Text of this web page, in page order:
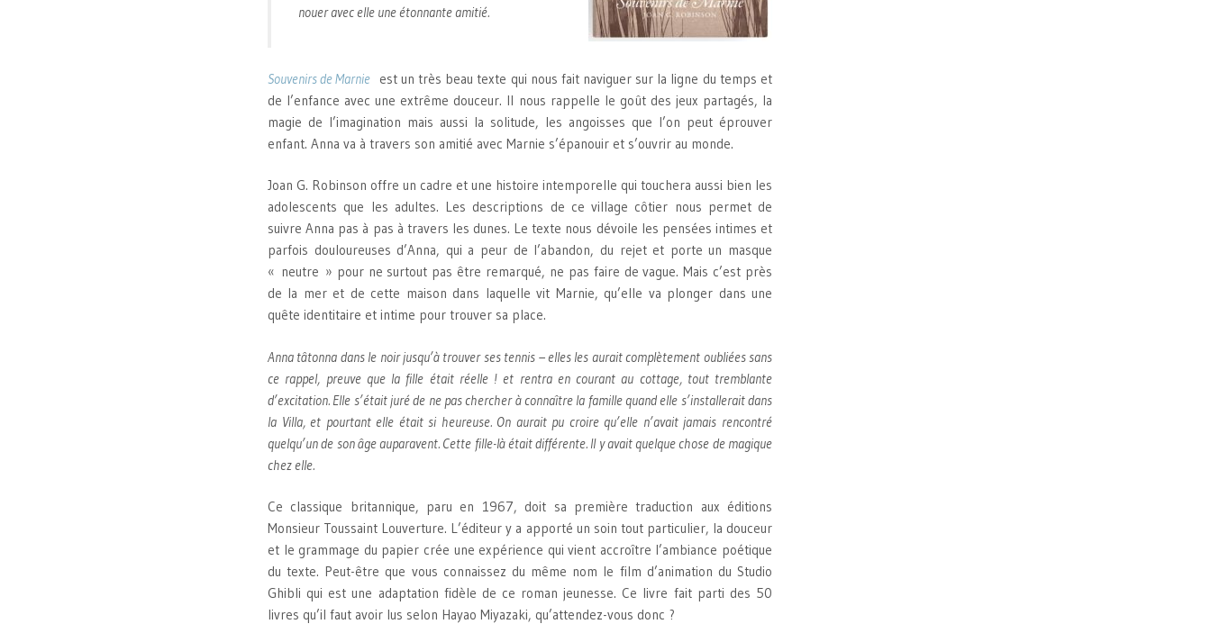
nouer avec elle une étonnante amitié.
Souvenirs de Marnie est un très beau texte qui nous fait naviguer sur la ligne du temps et
de l’enfance avec une extrême douceur. Il nous rappelle le goût des jeux partagés, la
magie de l’imagination mais aussi la solitude, les angoisses que l’on peut éprouver
enfant. Anna va à travers son amitié avec Marnie s’épanouir et s’ouvrir au monde.
Joan G. Robinson offre un cadre et une histoire intemporelle qui touchera aussi bien les
adolescents que les adultes. Les descriptions de ce village côtier nous permet de
suivre Anna pas à pas à travers les dunes. Le texte nous dévoile les pensées intimes et
parfois douloureuses d’Anna, qui a peur de l’abandon, du rejet et porte un masque
« neutre » pour ne surtout pas être remarqué, ne pas faire de vague. Mais c’est près
de la mer et de cette maison dans laquelle vit Marnie, qu’elle va plonger dans une
quête identitaire et intime pour trouver sa place.
Anna tâtonna dans le noir jusqu’à trouver ses tennis – elles les aurait complètement oubliées sans
ce rappel, preuve que la fille était réelle ! et rentra en courant au cottage, tout tremblante
d’excitation. Elle s’était juré de ne pas chercher à connaître la famille quand elle s’installerait dans
la Villa, et pourtant elle était si heureuse. On aurait pu croire qu’elle n’avait jamais rencontré
quelqu’un de son âge auparavent. Cette fille-là était différente. Il y avait quelque chose de magique
chez elle.
Ce classique britannique, paru en 1967, doit sa première traduction aux éditions
Monsieur Toussaint Louverture. L’éditeur y a apporté un soin tout particulier, la douceur
et le grammage du papier crée une expérience qui vient accroître l’ambiance poétique
du texte. Peut-être que vous connaissez du même nom le film d’animation du Studio
Ghibli qui est une adaptation fidèle de ce roman jeunesse. Ce livre fait parti des 50
livres qu’il faut avoir lus selon Hayao Miyazaki, qu’attendez-vous donc ?